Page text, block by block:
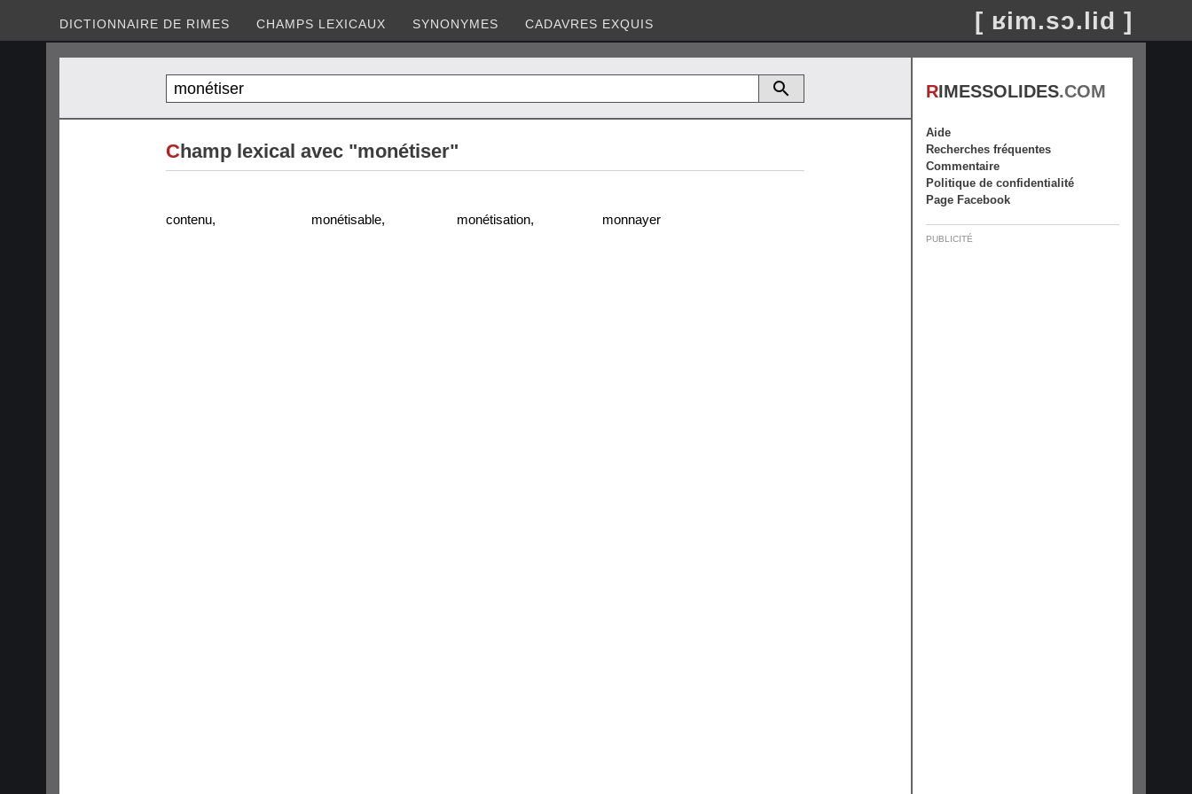
DICTIONNAIRE DE RIMES CHAMPS LEXICAUX SYNONYMES CADAVRES EXQUIS [ ʁim.sɔ.lid ]
Champ lexical avec "monétiser"
contenu, monétisable, monétisation, monnayer
RIMESSOLIDES.COM
Aide
Recherches fréquentes
Commentaire
Politique de confidentialité
Page Facebook
PUBLICITÉ